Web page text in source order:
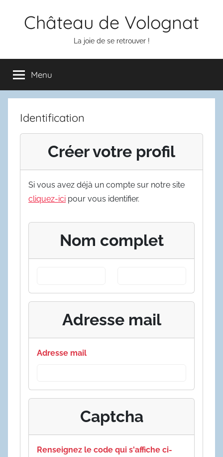
Château de Volognat
La joie de se retrouver !
Menu
Identification
Créer votre profil
Si vous avez déjà un compte sur notre site
cliquez-ici pour vous identifier.
Nom complet
Adresse mail
Adresse mail
Captcha
Renseignez le code qui s'affiche ci-